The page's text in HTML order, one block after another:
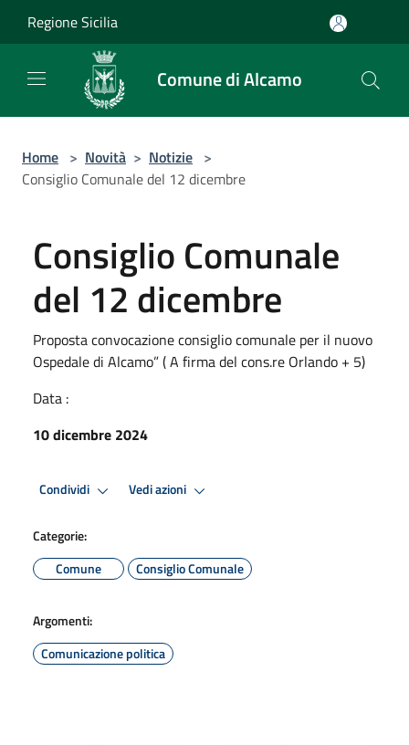
Regione Sicilia
Comune di Alcamo
Home > Novità > Notizie >
Consiglio Comunale del 12 dicembre
Consiglio Comunale
del 12 dicembre
Proposta convocazione consiglio comunale per il nuovo
Ospedale di Alcamo” ( A firma del cons.re Orlando + 5)
Data :
10 dicembre 2024
Condividi Vedi azioni
Categorie:
Comune
Consiglio Comunale
Argomenti:
Comunicazione politica